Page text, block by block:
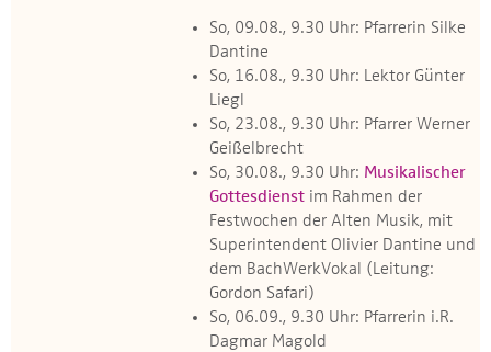
So, 09.08., 9.30 Uhr: Pfarrerin Silke
Dantine
So, 16.08., 9.30 Uhr: Lektor Günter
Liegl
So, 23.08., 9.30 Uhr: Pfarrer Werner
Geißelbrecht
So, 30.08., 9.30 Uhr: Musikalischer
Gottesdienst im Rahmen der
Festwochen der Alten Musik, mit
Superintendent Olivier Dantine und
dem BachWerkVokal (Leitung:
Gordon Safari)
So, 06.09., 9.30 Uhr: Pfarrerin i.R.
Dagmar Magold